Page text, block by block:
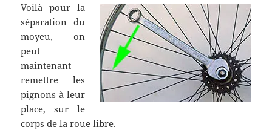
Voilà pour la
séparation du
moyeu, on
peut
maintenant
remettre les
pignons à leur
place, sur le
corps de la roue libre.